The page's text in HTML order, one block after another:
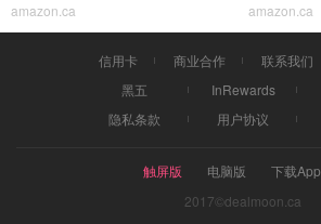
amazon.ca amazon.ca
信用卡 商业合作 联系我们
黑五
InRewards
隐私条款
用户协议
触屏版 电脑版
下载App
2017©dealmoon.ca